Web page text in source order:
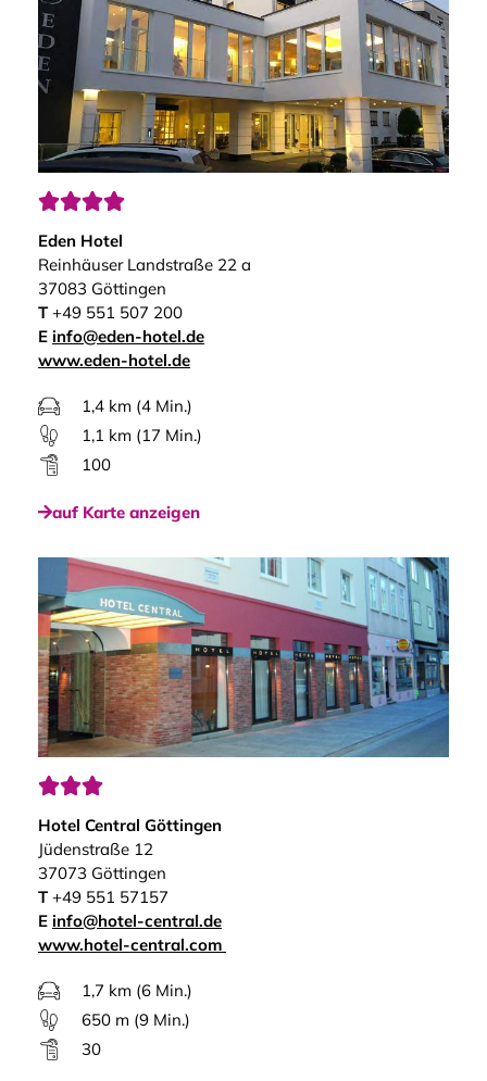

Eden Hotel
Reinhäuser Landstraße 22 a
37083 Göttingen
T+49 551 507 200
E info@eden-hotel.de
www.eden-hotel.de
1,4 km (4 Min.)
1,1 km (17 Min.)
100
auf Karte anzeigen

Hotel Central Göttingen
Jüdenstraße 12
37073 Göttingen
T+49 551 57157
E info@hotel-central.de
www.hotel-central.com
1,7 km (6 Min.)
650 m (9 Min.)
30